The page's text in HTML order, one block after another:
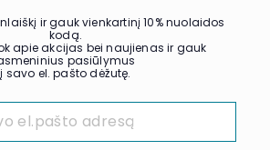
ir gauk vienkartinį 10% nuolaidos
kodą.
apie akcijas bei naujienas ir gauk
pasiūlymus
į savo el. pašto dėžutę.